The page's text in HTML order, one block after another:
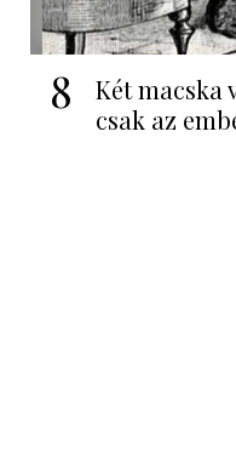
8
Két macska
csak az